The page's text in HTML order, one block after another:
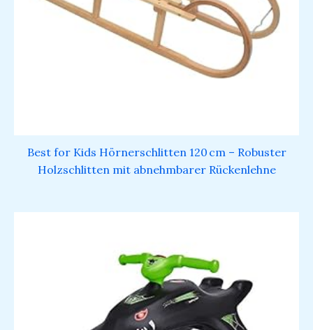
Best for Kids Hörnerschlitten 120 cm – Robuster
Holzschlitten mit abnehmbarer Rückenlehne